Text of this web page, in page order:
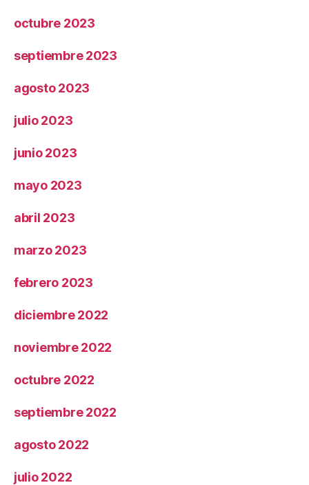
octubre 2023
septiembre 2023
agosto 2023
julio 2023
junio 2023
mayo 2023
abril 2023
marzo 2023
febrero 2023
diciembre 2022
noviembre 2022
octubre 2022
septiembre 2022
agosto 2022
julio 2022